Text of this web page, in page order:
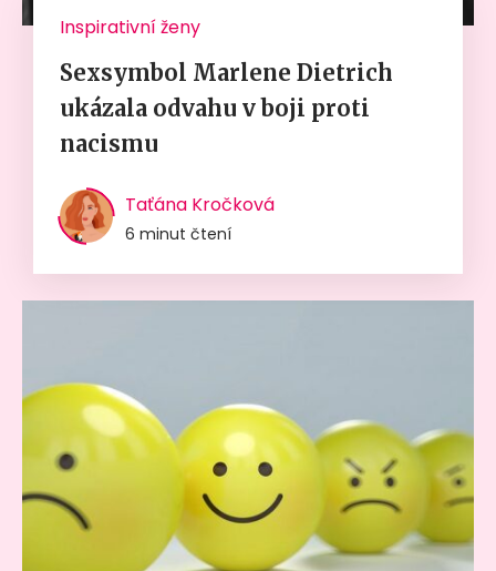
Inspirativní ženy
Sexsymbol Marlene Dietrich
ukázala odvahu v boji proti
nacismu
Taťána Kročková
6 minut čtení